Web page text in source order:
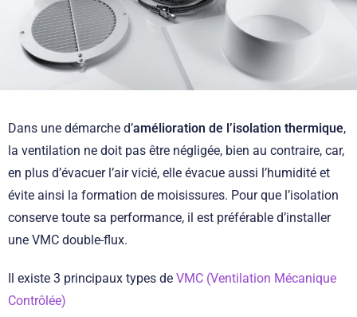
Dans une démarche d’amélioration de l’isolation thermique,
la ventilation ne doit pas être négligée, bien au contraire, car,
en plus d’évacuer l’air vicié, elle évacue aussi l’humidité et
évite ainsi la formation de moisissures. Pour que l’isolation
conserve toute sa performance, il est préférable d’installer
une VMC double-flux.
Il existe 3 principaux types de VMC (Ventilation Mécanique
Contrôlée)